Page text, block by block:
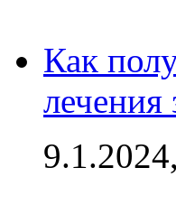
Как
лечения